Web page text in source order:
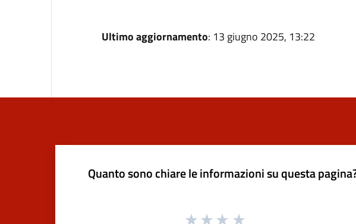
Ultimo aggiornamento: 13 giugno 2025, 13:22
Quanto sono chiare le informazioni su questa